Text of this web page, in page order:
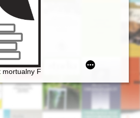
rodziną Tytusa Woyciechowskiego
mortualny Fryderyka Chopina. Próba